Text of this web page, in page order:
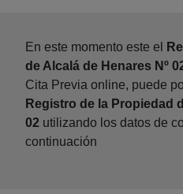
En este momento este el
de Alcalá de Henares Nº
Cita Previa online, puede
Registro de la Propiedad
02 utilizando los datos de
continuación